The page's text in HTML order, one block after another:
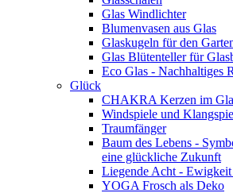
Glas Windlichter
Blumenvasen aus Glas
Glaskugeln für den
Glas Blütenteller für
Eco Glas - Nachhaltiges
Glück
CHAKRA Kerzen im
Windspiele und
Traumfänger
Baum des Lebens -
eine glückliche Zukunft
Liegende Acht -
YOGA Frosch als Deko